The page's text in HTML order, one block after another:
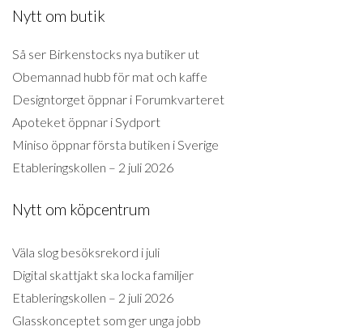
Nytt om butik
Så ser Birkenstocks nya butiker ut
Obemannad hubb för mat och kaffe
Designtorget öppnar i Forumkvarteret
Apoteket öppnar i Sydport
Miniso öppnar första butiken i Sverige
Etableringskollen – 2 juli 2026
Nytt om köpcentrum
Väla slog besöksrekord i juli
Digital skattjakt ska locka familjer
Etableringskollen – 2 juli 2026
Glasskonceptet som ger unga jobb